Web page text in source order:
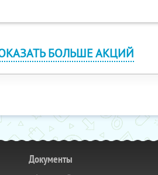
БОЛЬШЕ АКЦИЙ
Документы